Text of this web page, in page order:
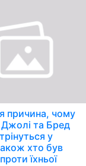
причина, чому
та Бред
у
хто був
їхньої